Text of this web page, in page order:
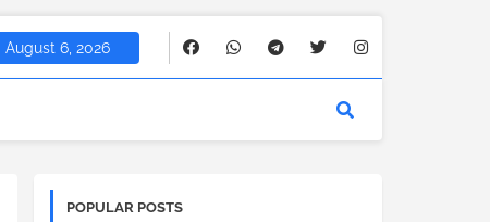
August 6, 2026
POPULAR POSTS